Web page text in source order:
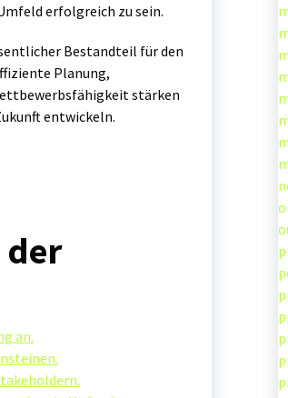
erfolgreich zu sein.
Bestandteil für den
Planung,
stärken
entwickeln.
an.